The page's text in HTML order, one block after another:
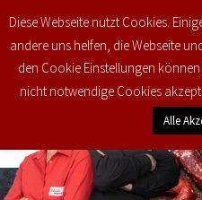
Diese Webseite nutzt Cookies.
andere uns helfen, die Webseite
den Cookie Einstellungen
nicht notwendige Cookies
Alle